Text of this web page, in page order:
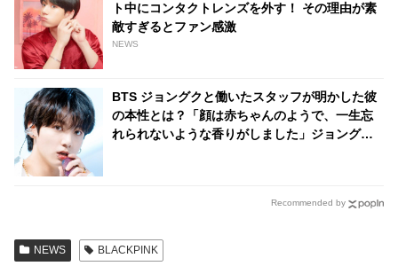
ト中にコンタクトレンズを外す！ その理由が素
敵すぎるとファン感激
NEWS
BTS ジョングクと働いたスタッフが明かした彼
の本性とは？「顔は赤ちゃんのようで、一生忘
れられないような香りがしました」ジョングク
Recommended by
NEWS BLACKPINK